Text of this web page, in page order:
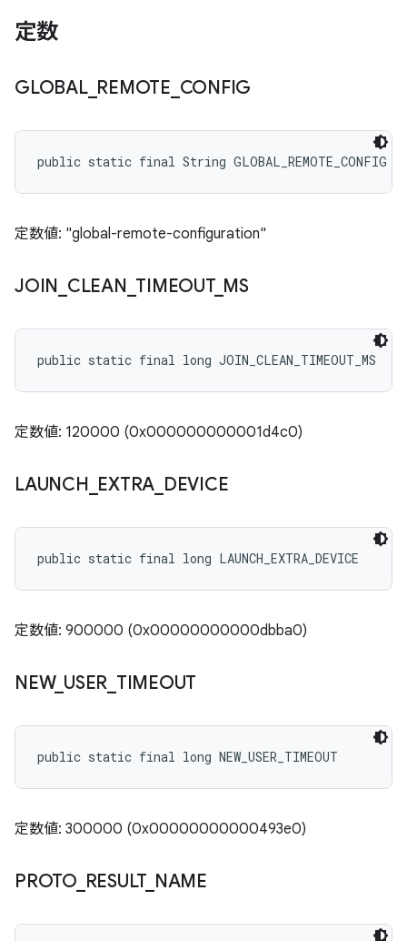
定数
GLOBAL_ REMOTE CONFIG
public static final String GLOBAL_REMOTE_CONFIG
定数値: "global-remote-configuration"
JOIN CLEAN TIMEOUT_ MS
public static final long JOIN_CLEAN_TIMEOUT_MS
定数値: 120000 (0x000000000001d4c0)
LAUNCH EXTRA DEVICE
public static final long LAUNCH_EXTRA_DEVICE
定数値: 900000 (0x00000000000dbba0)
NEW_ USER TIMEOUT
public static final long NEW_USER_TIMEOUT
定数値: 300000 (0x00000000000493e0)
PROTO_ RESULT_ NAME